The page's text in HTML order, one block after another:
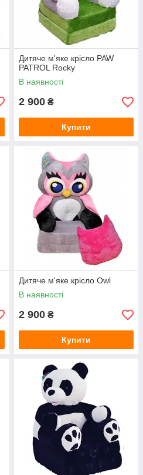
Дитяче м'яке крісло PAW
PATROL Rocky
В наявності
2 900 ₴
Купити
Дитяче м'яке крісло Owl
В наявності
2 900 ₴
Купити